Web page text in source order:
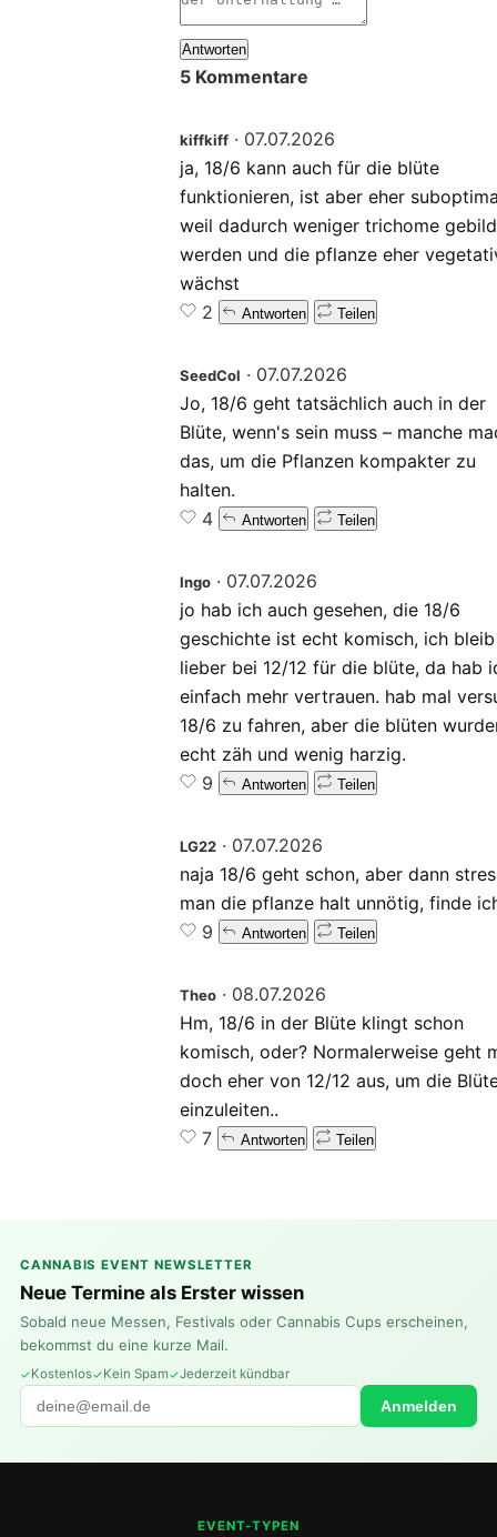
Antworten
5 Kommentare
kiffkiff · 07.07.2026
ja, 18/6 kann auch für die blüte
funktionieren, ist aber eher
weil dadurch weniger trichome
werden und die pflanze eher
wächst
2
Antworten Teilen
SeedCol · 07.07.2026
Jo, 18/6 geht tatsächlich auch in der
Blüte, wenn's sein muss – manche
das, um die Pflanzen kompakter zu
halten.
4
Antworten Teilen
Ingo · 07.07.2026
jo hab ich auch gesehen, die 18/6
geschichte ist echt komisch, ich bleib
lieber bei 12/12 für die blüte, da hab
einfach mehr vertrauen. hab mal
18/6 zu fahren, aber die blüten
echt zäh und wenig harzig.
9
Antworten Teilen
LG22 · 07.07.2026
naja 18/6 geht schon, aber dann
man die pflanze halt unnötig, finde
9
Antworten Teilen
Theo · 08.07.2026
Hm, 18/6 in der Blüte klingt schon
komisch, oder? Normalerweise geht
doch eher von 12/12 aus, um die
einzuleiten..
7
Antworten Teilen
CANNABIS EVENT NEWSLETTER
Neue Termine als Erster wissen
Sobald neue Messen, Festivals oder Cannabis Cups erscheinen,
bekommst du eine kurze Mail.
Kostenlos Kein Spam Jederzeit kündbar
Anmelden
EVENT-TYPEN